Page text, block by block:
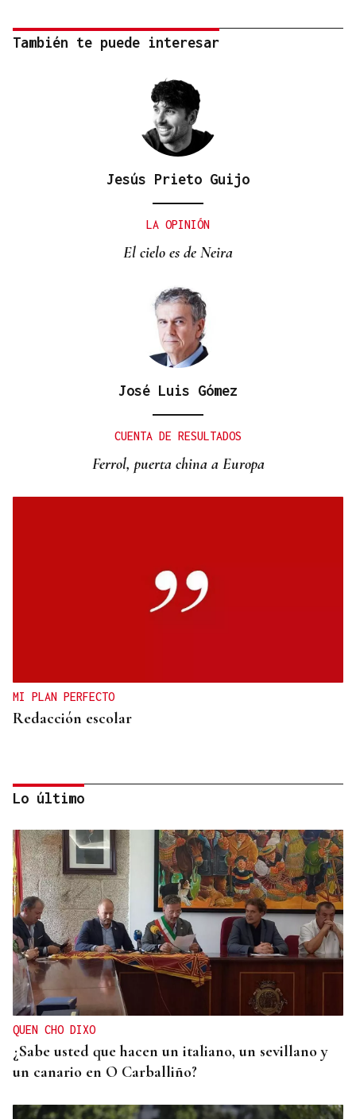
También te puede interesar
Jesús Prieto Guijo
LA OPINIÓN
El cielo es de Neira
José Luis Gómez
CUENTA DE RESULTADOS
Ferrol, puerta china a Europa
MI PLAN PERFECTO
Redacción escolar
Jenaro Castro
TRAZADO HORIZONTAL
El sueño de una noche de verano
Lo último
QUEN CHO DIXO
¿Sabe usted que hacen un italiano, un sevillano y
un canario en O Carballiño?